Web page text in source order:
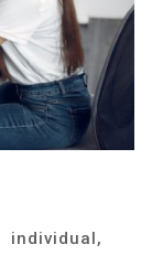
individual,